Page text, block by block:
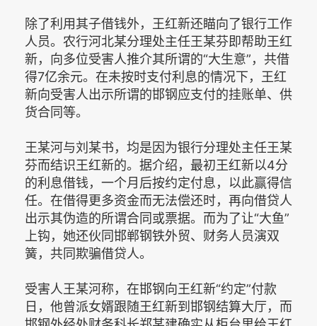
除了利用其子借钱外，王红新还瞄向了银行工作
人员。农行河北某分理处主任王某芬即帮助王红
新，向多位受害人推介其所谓的“大生意”，共借
得7亿余元。在未按时支付利息的情况下，王红
新向受害人出示所谓的邯钢应支付的挂账单、供
货合同等。
王某河与刘某书，均是因为银行分理处主任王某
芬而结识王红新的。据介绍，最初王红新以4分
的利息借钱，一个月后按约定付息，以此赢得信
任。在借得更多资金而无法偿还时，再向借贷人
出示其伪造的所谓合同或票据。而为了让“大鱼”
上钩，她还伙同邯郸钢铁外贸、财务人员演双
簧，共同欺骗借贷人。
受害人王某河称，在邯钢向王红新“约定”付款
日，他曾派女婿跟随王红新到邯钢结算大厅，而